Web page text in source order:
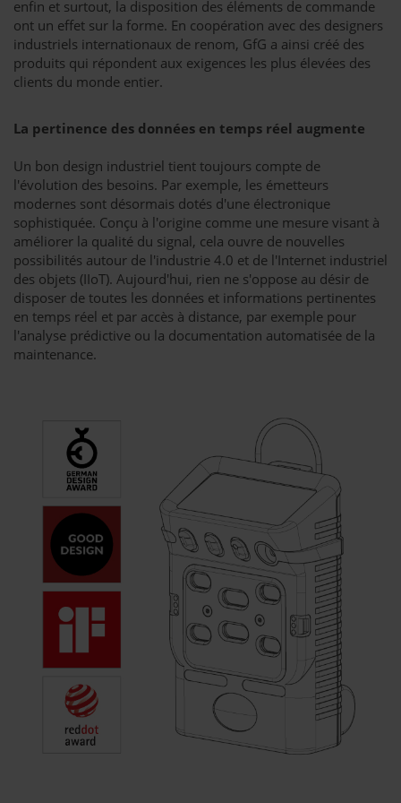
enfin et surtout, la disposition des éléments de commande
ont un effet sur la forme. En coopération avec des designers
industriels internationaux de renom, GfG a ainsi créé des
produits qui répondent aux exigences les plus élevées des
clients du monde entier.
La pertinence des données en temps réel augmente
Un bon design industriel tient toujours compte de
l'évolution des besoins. Par exemple, les émetteurs
modernes sont désormais dotés d'une électronique
sophistiquée. Conçu à l'origine comme une mesure visant à
améliorer la qualité du signal, cela ouvre de nouvelles
possibilités autour de l'industrie 4.0 et de l'Internet industriel
des objets (IIoT). Aujourd'hui, rien ne s'oppose au désir de
disposer de toutes les données et informations pertinentes
en temps réel et par accès à distance, par exemple pour
l'analyse prédictive ou la documentation automatisée de la
maintenance.